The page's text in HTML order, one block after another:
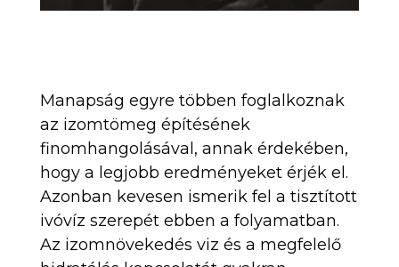
Manapság egyre többen foglalkoznak
az izomtömeg építésének
finomhangolásával, annak érdekében,
hogy a legjobb eredményeket érjék el.
Azonban kevesen ismerik fel a tisztított
ivóvíz szerepét ebben a folyamatban.
Az izomnövekedés viz és a megfelelő